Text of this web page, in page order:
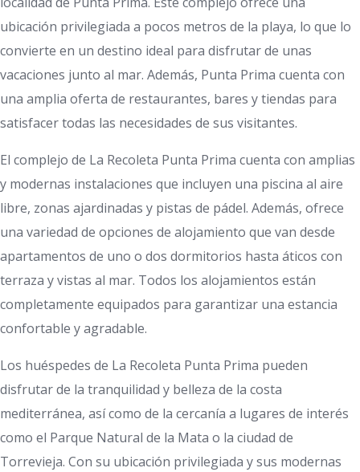
ubicación privilegiada a pocos metros de la playa, lo que lo
convierte en un destino ideal para disfrutar de unas
vacaciones junto al mar. Además, Punta Prima cuenta con
una amplia oferta de restaurantes, bares y tiendas para
satisfacer todas las necesidades de sus visitantes.
El complejo de La Recoleta Punta Prima cuenta con amplias
y modernas instalaciones que incluyen una piscina al aire
libre, zonas ajardinadas y pistas de pádel. Además, ofrece
una variedad de opciones de alojamiento que van desde
apartamentos de uno o dos dormitorios hasta áticos con
terraza y vistas al mar. Todos los alojamientos están
completamente equipados para garantizar una estancia
confortable y agradable.
Los huéspedes de La Recoleta Punta Prima pueden
disfrutar de la tranquilidad y belleza de la costa
mediterránea, así como de la cercanía a lugares de interés
como el Parque Natural de la Mata o la ciudad de
Torrevieja. Con su ubicación privilegiada y sus modernas